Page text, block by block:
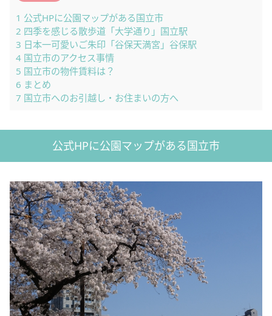
1 公式HPに公園マップがある国立市
2 四季を感じる散歩道「大学通り」国立駅
3 日本一可愛いご朱印「谷保天満宮」谷保駅
4 国立市のアクセス事情
5 国立市の物件賃料は？
6 まとめ
7 国立市へのお引越し・お住まいの方へ
公式HPに公園マップがある国立市